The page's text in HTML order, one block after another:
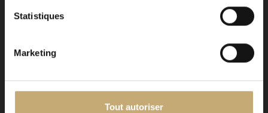
Statistiques
Marketing
Tout autoriser
Alternative: